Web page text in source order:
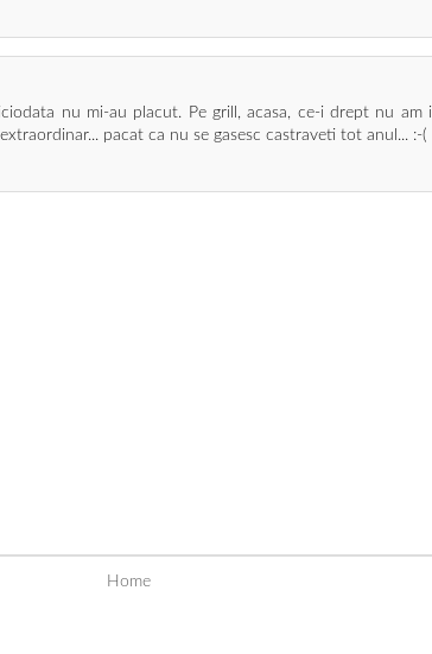
nu mi-au placut. Pe grill, acasa, ce-i drept nu am
pacat ca nu se gasesc castraveti tot anul... :-(
Home